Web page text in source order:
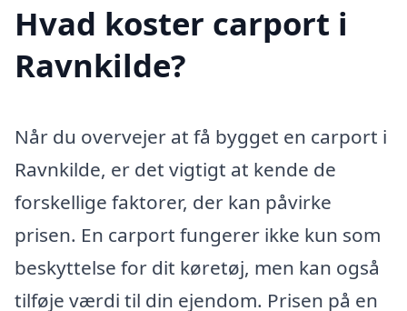
Hvad koster carport i
Ravnkilde?
Når du overvejer at få bygget en carport i
Ravnkilde, er det vigtigt at kende de
forskellige faktorer, der kan påvirke
prisen. En carport fungerer ikke kun som
beskyttelse for dit køretøj, men kan også
tilføje værdi til din ejendom. Prisen på en